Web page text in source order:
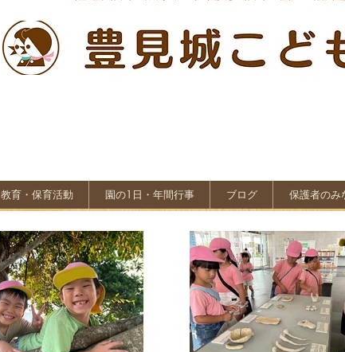
教育・保育活動 園の1日・年間行事 ブログ 保護者のみ